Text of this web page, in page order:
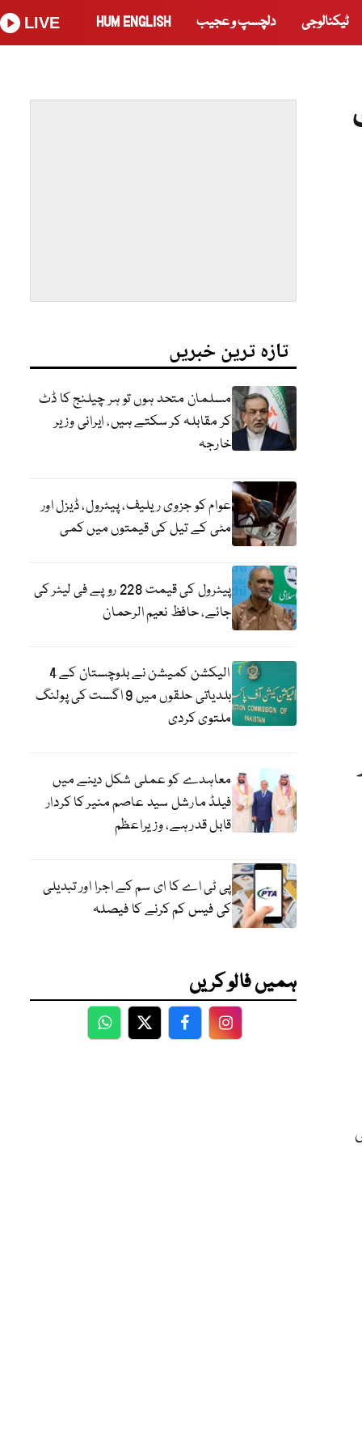
ٹیکنالوجی دلچسپ و عجیب HUM ENGLISH
LIVE
تازہ ترین خبریں
مسلمان متحد ہوں تو ہر چیلنج کا ڈٹ
کر مقابلہ کر سکتے ہیں، ایرانی وزیر
خارجہ
عوام کو جزوی ریلیف، پیٹرول، ڈیزل اور
مٹی کے تیل کی قیمتوں میں کمی
پیٹرول کی قیمت 228 روپے فی لیٹر کی
جائے، حافظ نعیم الرحمان
الیکشن کمیشن نے بلوچستان کے 4
بلدیاتی حلقوں میں 9 اگست کی پولنگ
ملتوی کردی
معاہدے کو عملی شکل دینے میں
فیلڈ مارشل سید عاصم منیر کا کردار
قابل قدر ہے، وزیراعظم
پی ٹی اے کا ای سم کے اجرا اور تبدیلی
کی فیس کم کرنے کا فیصلہ
ہمیں فالو کریں
WhatsApp
TwitterFacebookFacebook